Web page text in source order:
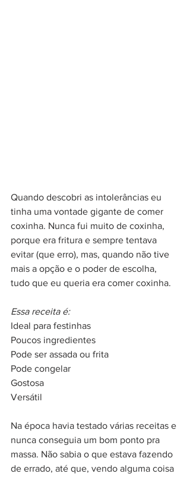
Quando descobri as intolerâncias eu
tinha uma vontade gigante de comer
coxinha. Nunca fui muito de coxinha,
porque era fritura e sempre tentava
evitar (que erro), mas, quando não tive
mais a opção e o poder de escolha,
tudo que eu queria era comer coxinha.
Essa receita é:
Ideal para festinhas
Poucos ingredientes
Pode ser assada ou frita
Pode congelar
Gostosa
Versátil
Na época havia testado várias receitas e
nunca conseguia um bom ponto pra
massa. Não sabia o que estava fazendo
de errado, até que, vendo alguma coisa